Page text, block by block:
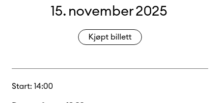
15. november2025
Kjøpt billett
Start: 14:00